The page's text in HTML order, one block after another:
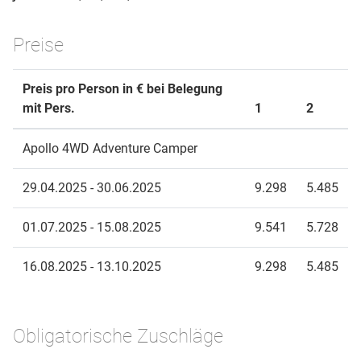
Preise
Preis pro Person in € bei Belegung
mit Pers.
1 2
Apollo 4WD Adventure Camper
29.04.2025 - 30.06.2025 9.298 5.485
01.07.2025 - 15.08.2025 9.541 5.728
16.08.2025 - 13.10.2025 9.298 5.485
Obligatorische Zuschläge